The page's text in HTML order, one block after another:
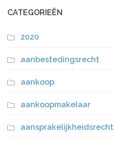
CATEGORIEËN
2020
aanbestedingsrecht
aankoop
aankoopmakelaar
aansprakelijkheidsrecht